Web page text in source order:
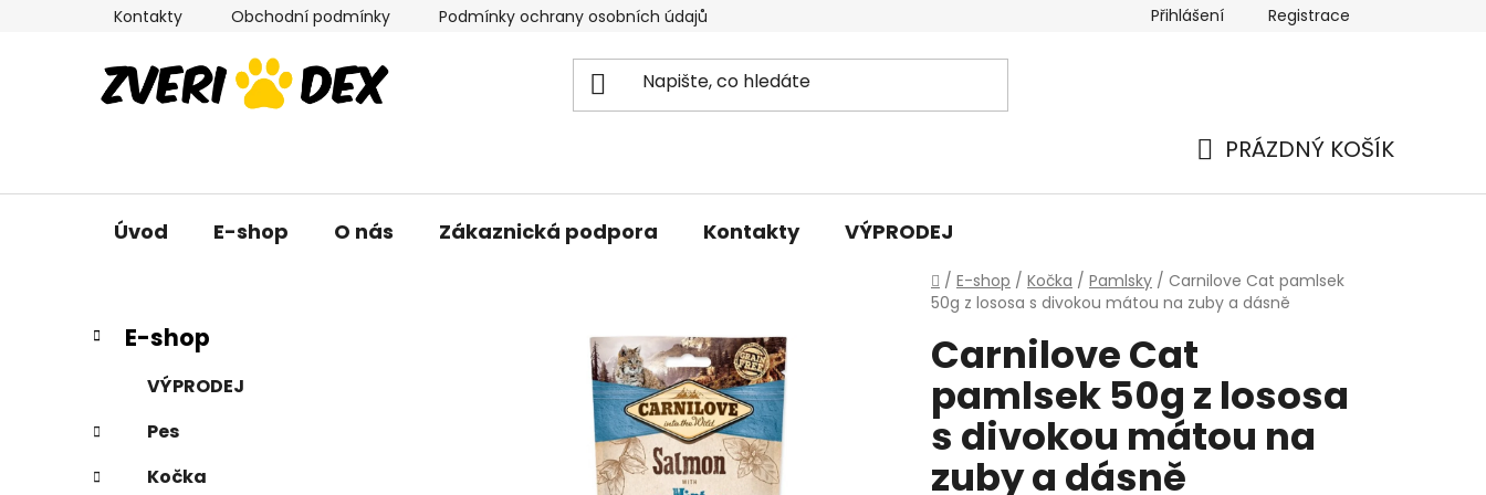
Kontakty Obchodní podmínky Podmínky ochrany osobních údajů Přihlášení Registrace
PRÁZDNÝ KOŠÍK
Úvod E-shop O nás Zákaznická podpora Kontakty VÝPRODEJ
Domů
/ E-shop / Kočka / Pamlsky / Carnilove Cat pamlsek
50g z lososa s divokou mátou na zuby a dásně
P
r
a
Přeskočit
kategorie
K
a
g
o
r
E-shop
VÝPRODEJ
Pes
Kočka
Carnilove Cat
pamlsek 50g z lososa
s divokou mátou na
zuby a dásně